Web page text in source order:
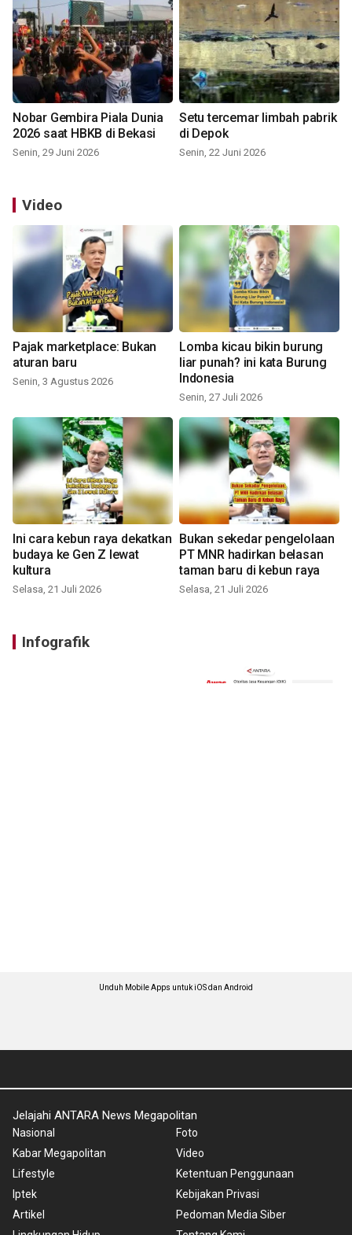
Nobar Gembira Piala Dunia
2026 saat HBKB di Bekasi
Senin, 29 Juni 2026
Setu tercemar limbah pabrik
di Depok
Senin, 22 Juni 2026
Video
Pajak marketplace: Bukan
aturan baru
Senin, 3 Agustus 2026
Lomba kicau bikin burung
liar punah? ini kata Burung
Indonesia
Senin, 27 Juli 2026
Ini cara kebun raya dekatkan
budaya ke Gen Z lewat
kultura
Selasa, 21 Juli 2026
Bukan sekedar pengelolaan
PT MNR hadirkan belasan
taman baru di kebun raya
Selasa, 21 Juli 2026
Infografik
Unduh Mobile Apps untuk iOS dan Android
Jelajahi ANTARA News Megapolitan
Nasional
Kabar Megapolitan
Lifestyle
Iptek
Artikel
Foto
Video
Ketentuan Penggunaan
Kebijakan Privasi
Pedoman Media Siber